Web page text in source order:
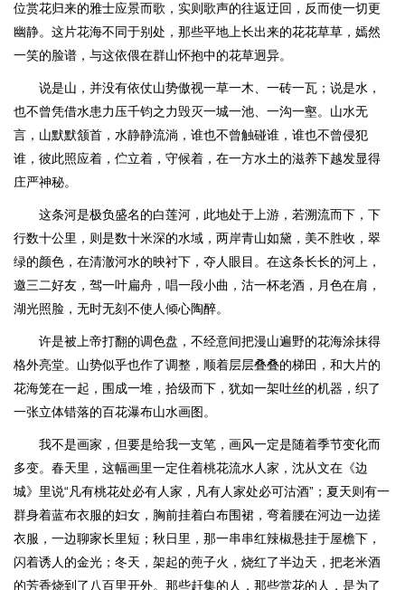
位赏花归来的雅士应景而歌，实则歌声的往返迂回，反而使一切更
幽静。这片花海不同于别处，那些平地上长出来的花花草草，嫣然
一笑的脸谱，与这依偎在群山怀抱中的花草迥异。
说是山，并没有依仗山势傲视一草一木、一砖一瓦；说是水，
也不曾凭借水患力压千钧之力毁灭一城一池、一沟一壑。山水无
言，山默默颔首，水静静流淌，谁也不曾触碰谁，谁也不曾侵犯
谁，彼此照应着，伫立着，守候着，在一方水土的滋养下越发显得
庄严神秘。
这条河是极负盛名的白莲河，此地处于上游，若溯流而下，下
行数十公里，则是数十米深的水域，两岸青山如黛，美不胜收，翠
绿的颜色，在清澈河水的映衬下，夺人眼目。在这条长长的河上，
邀三二好友，驾一叶扁舟，唱一段小曲，沽一杯老酒，月色在肩，
湖光照脸，无时无刻不使人倾心陶醉。
许是被上帝打翻的调色盘，不经意间把漫山遍野的花海涂抹得
格外亮堂。山势似乎也作了调整，顺着层层叠叠的梯田，和大片的
花海笼在一起，围成一堆，拾级而下，犹如一架吐丝的机器，织了
一张立体错落的百花瀑布山水画图。
我不是画家，但要是给我一支笔，画风一定是随着季节变化而
多变。春天里，这幅画里一定住着桃花流水人家，沈从文在《边
城》里说“凡有桃花处必有人家，凡有人家处必可沽酒”；夏天则有一
群身着蓝布衣服的妇女，胸前挂着白布围裙，弯着腰在河边一边搓
衣服，一边聊家长里短；秋日里，那一串串红辣椒悬挂于屋檐下，
闪着诱人的金光；冬天，架起的蔸子火，烧红了半边天，把老米酒
的芳香烧到了八百里开外。那些赶集的人，那些赏花的人，是为了